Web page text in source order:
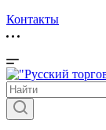
Контакты